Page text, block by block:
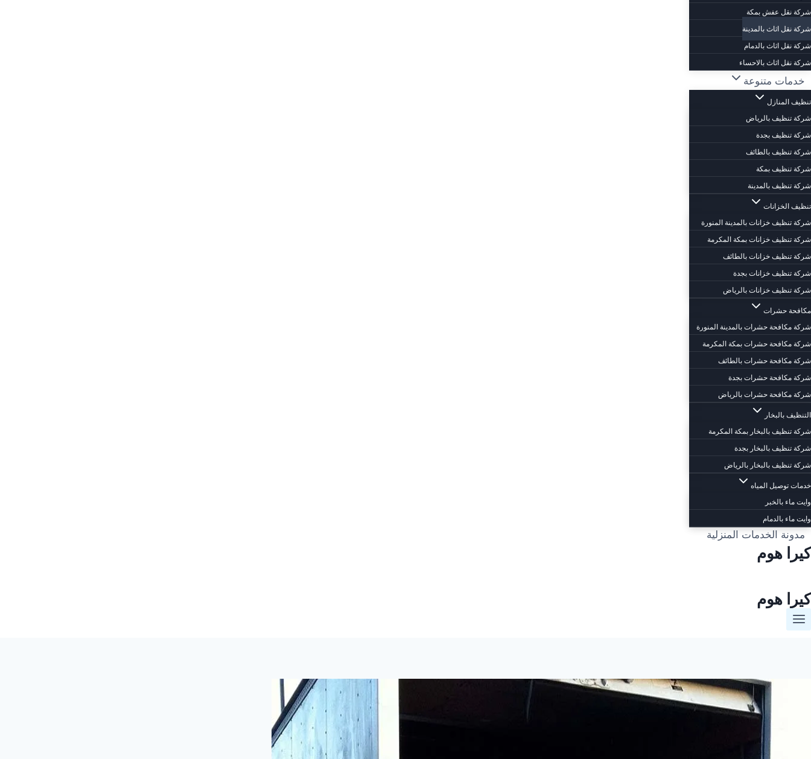
شركة نقل عفش بمكة
شركة نقل اثاث بالمدينة
شركة نقل اثاث بالدمام
شركة نقل اثاث بالاحساء
خدمات متنوعة
تنظيف المنازل
شركة تنظيف بالرياض
شركة تنظيف بجدة
شركة تنظيف بالطائف
شركة تنظيف بمكة
شركة تنظيف بالمدينة
تنظيف الخزانات
شركة تنظيف خزانات بالمدينة المنورة
شركة تنظيف خزانات بمكة المكرمة
شركة تنظيف خزانات بالطائف
شركة تنظيف خزانات بجدة
شركة تنظيف خزانات بالرياض
مكافحة حشرات
شركة مكافحة حشرات بالمدينة المنورة
شركة مكافحة حشرات بمكة المكرمة
شركة مكافحة حشرات بالطائف
شركة مكافحة حشرات بجدة
شركة مكافحة حشرات بالرياض
التنظيف بالبخار
شركة تنظيف بالبخار بمكة المكرمة
شركة تنظيف بالبخار بجدة
شركة تنظيف بالبخار بالرياض
خدمات توصيل المياه
وايت ماء بالخبر
وايت ماء بالدمام
مدونة الخدمات المنزلية
كيرا هوم
كيرا هوم